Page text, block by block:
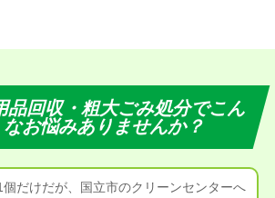
品回収・粗大ごみ処分でこん
なお悩みありませんか？
個だけだが、国立市のクリーンセンターへ